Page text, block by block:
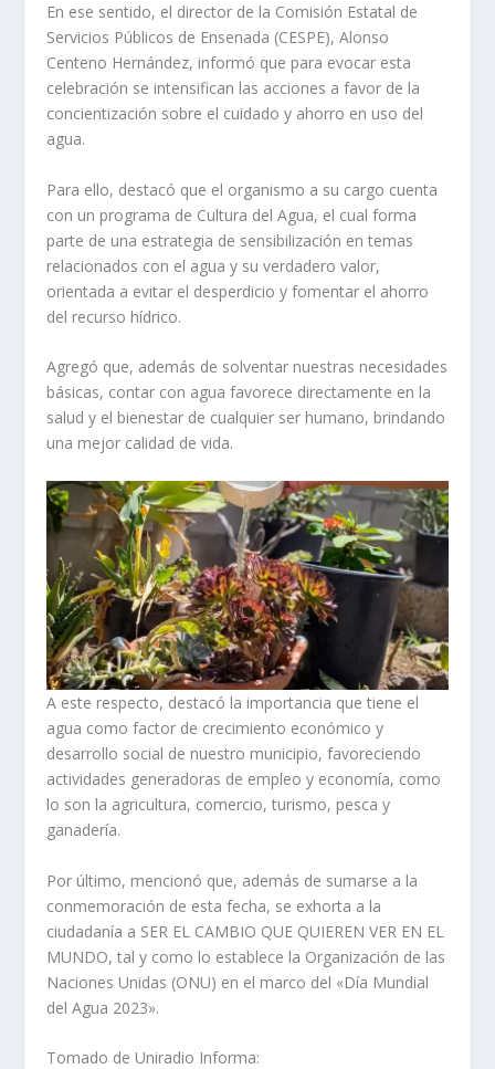
En ese sentido, el director de la Comisión Estatal de
Servicios Públicos de Ensenada (CESPE), Alonso
Centeno Hernández, informó que para evocar esta
celebración se intensifican las acciones a favor de la
concientización sobre el cuidado y ahorro en uso del
agua.
Para ello, destacó que el organismo a su cargo cuenta
con un programa de Cultura del Agua, el cual forma
parte de una estrategia de sensibilización en temas
relacionados con el agua y su verdadero valor,
orientada a evitar el desperdicio y fomentar el ahorro
del recurso hídrico.
Agregó que, además de solventar nuestras necesidades
básicas, contar con agua favorece directamente en la
salud y el bienestar de cualquier ser humano, brindando
una mejor calidad de vida.
A este respecto, destacó la importancia que tiene el
agua como factor de crecimiento económico y
desarrollo social de nuestro municipio, favoreciendo
actividades generadoras de empleo y economía, como
lo son la agricultura, comercio, turismo, pesca y
ganadería.
Por último, mencionó que, además de sumarse a la
conmemoración de esta fecha, se exhorta a la
ciudadanía a SER EL CAMBIO QUE QUIEREN VER EN EL
MUNDO, tal y como lo establece la Organización de las
Naciones Unidas (ONU) en el marco del «Día Mundial
del Agua 2023».
Tomado de Uniradio Informa: